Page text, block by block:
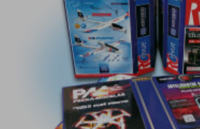
DETAIL